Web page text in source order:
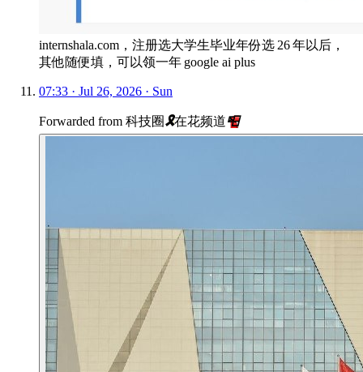
internshala.com，注册选大学生毕业年份选 26 年以后，
其他随便填，可以领一年 google ai plus
07:33 · Jul 26, 2026 · Sun
Forwarded from 科技圈🎗在花频道📮